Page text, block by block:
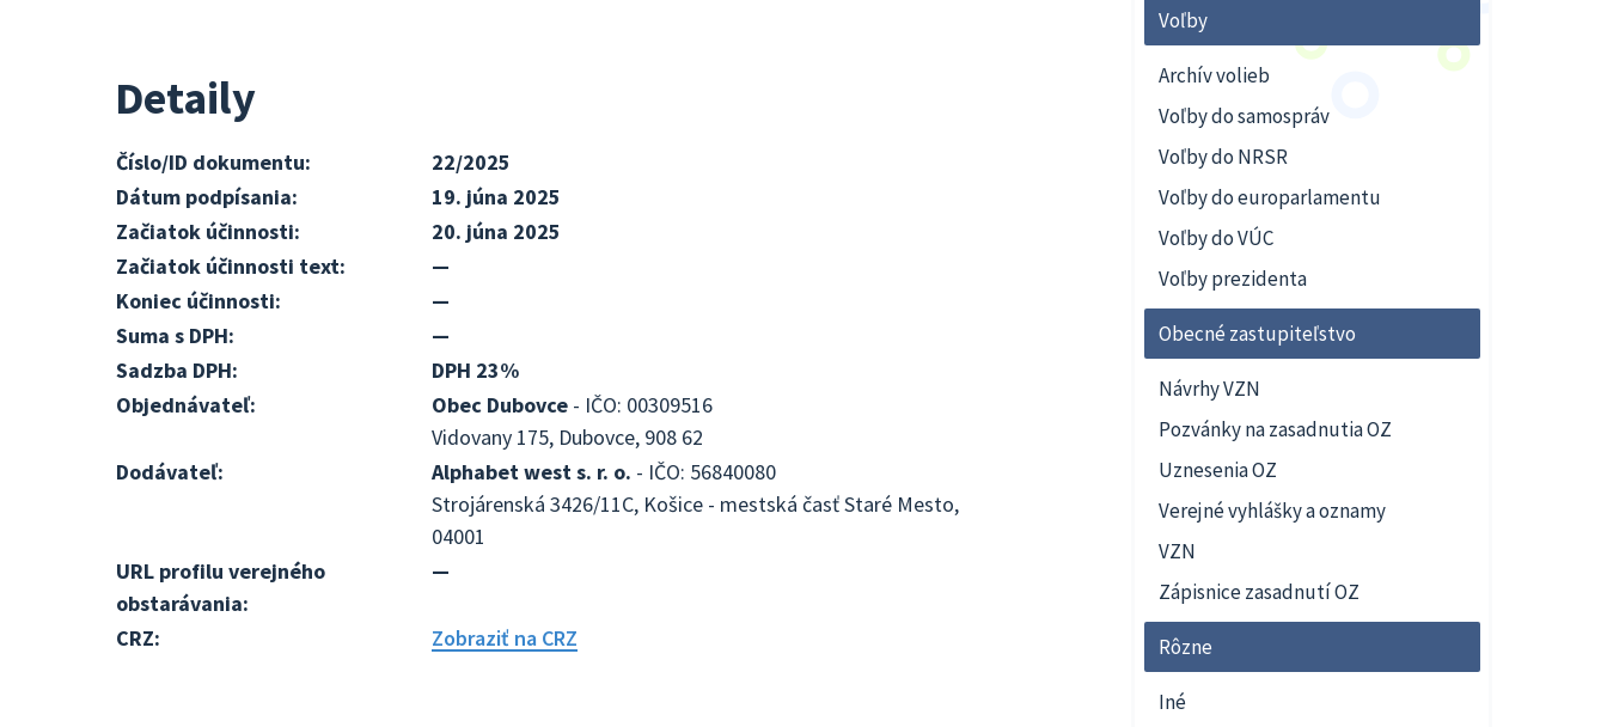
Detaily
Číslo/ID dokumentu:
22/2025
Dátum podpísania:
19. júna 2025
Začiatok účinnosti:
20. júna 2025
Začiatok účinnosti text:
—
Koniec účinnosti:
—
Suma s DPH:
—
Sadzba DPH:
DPH 23%
Objednávateľ:
Obec Dubovce - IČO: 00309516
Vidovany 175, Dubovce, 908 62
Dodávateľ:
Alphabet west s. r. o. - IČO: 56840080
Strojárenská 3426/11C, Košice - mestská časť Staré Mesto,
04001
URL profilu verejného
obstarávania:
—
CRZ: Zobraziť na CRZ
Voľby
Archív volieb
Voľby do samospráv
Voľby do NRSR
Voľby do europarlamentu
Voľby do VÚC
Voľby prezidenta
Obecné zastupiteľstvo
Návrhy VZN
Pozvánky na zasadnutia OZ
Uznesenia OZ
Verejné vyhlášky a oznamy
VZN
Zápisnice zasadnutí OZ
Rôzne
Iné